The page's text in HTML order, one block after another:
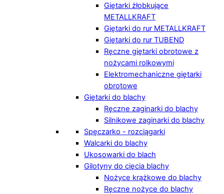
Giętarki żłobkujące
METALLKRAFT
Giętarki do rur METALLKRAFT
Giętarki do rur TUBEND
Ręczne giętarki obrotowe z
nożycami rolkowymi
Elektromechaniczne giętarki
obrotowe
Giętarki do blachy
Ręczne zaginarki do blachy
Silnikowe zaginarki do blachy
Spęczarko - rozciągarki
Walcarki do blachy
Ukosowarki do blach
Gilotyny do cięcia blachy
Nożyce krążkowe do blachy
Ręczne nożyce do blachy